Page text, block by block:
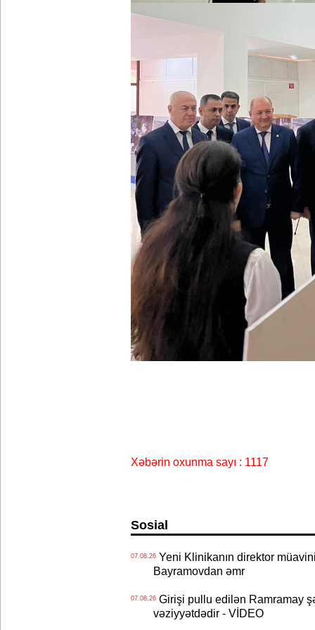
Xəbərin oxunma sayı : 1117
Sosial
07.08.26Yeni Klinikanın direktor müavini
Bayramovdan əmr
07.08.26Girişi pullu edilən Ramramay
vəziyyətdədir - VİDEO